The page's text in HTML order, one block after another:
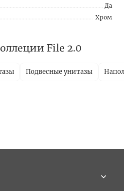
Да
Хром
File 2.0
Подвесные унитазы